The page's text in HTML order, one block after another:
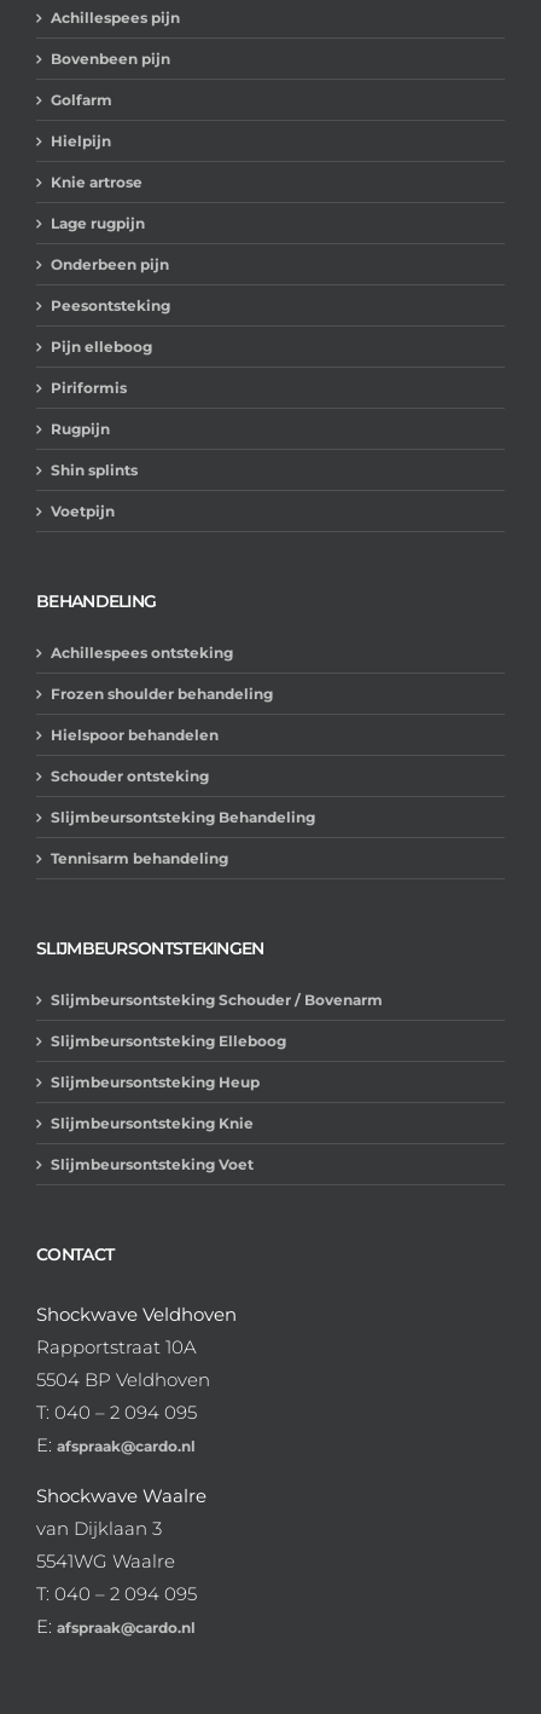
Achillespees pijn
Bovenbeen pijn
Golfarm
Hielpijn
Knie artrose
Lage rugpijn
Onderbeen pijn
Peesontsteking
Pijn elleboog
Piriformis
Rugpijn
Shin splints
Voetpijn
BEHANDELING
Achillespees ontsteking
Frozen shoulder behandeling
Hielspoor behandelen
Schouder ontsteking
Slijmbeursontsteking Behandeling
Tennisarm behandeling
SLIJMBEURSONTSTEKINGEN
Slijmbeursontsteking Schouder / Bovenarm
Slijmbeursontsteking Elleboog
Slijmbeursontsteking Heup
Slijmbeursontsteking Knie
Slijmbeursontsteking Voet
CONTACT
Shockwave Veldhoven
Rapportstraat 10A
5504 BP Veldhoven
T: 040 – 2 094 095
E: afspraak@cardo.nl
Shockwave Waalre
van Dijklaan 3
5541WG Waalre
T: 040 – 2 094 095
E: afspraak@cardo.nl